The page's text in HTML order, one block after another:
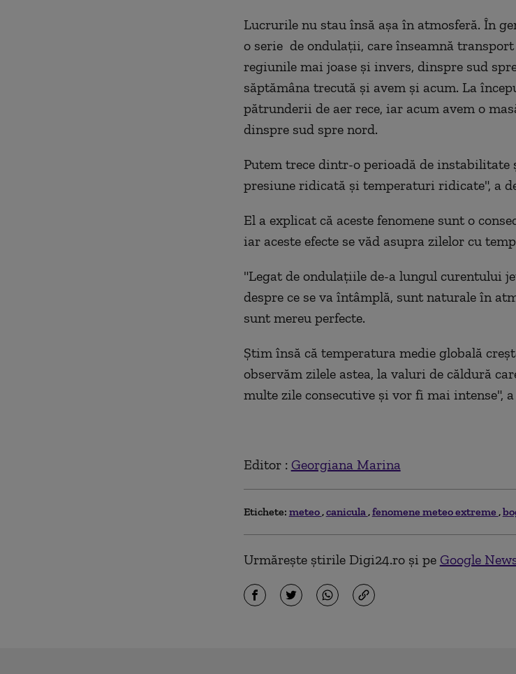
Lucrurile nu stau însă așa în atmosferă. În
o serie de ondulații, care înseamnă
regiunile mai joase și invers, dinspre sud
săptămâna trecută și avem și acum. La
pătrunderii de aer rece, iar acum avem o
dinspre sud spre nord.
Putem trece dintr-o perioadă de instabilitate
presiune ridicată și temperaturi ridicate", a
El a explicat că aceste fenomene sunt o
iar aceste efecte se văd asupra zilelor cu
"Legat de ondulațiile de-a lungul curentului
despre ce se va întâmplă, sunt naturale în
sunt mereu perfecte.
Știm însă că temperatura medie globală
observăm zilele astea, la valuri de căldură
multe zile consecutive și vor fi mai intense",
Editor : Georgiana Marina
Etichete: meteo canicula fenomene meteo extreme
Urmărește știrile Digi24.ro și pe Google